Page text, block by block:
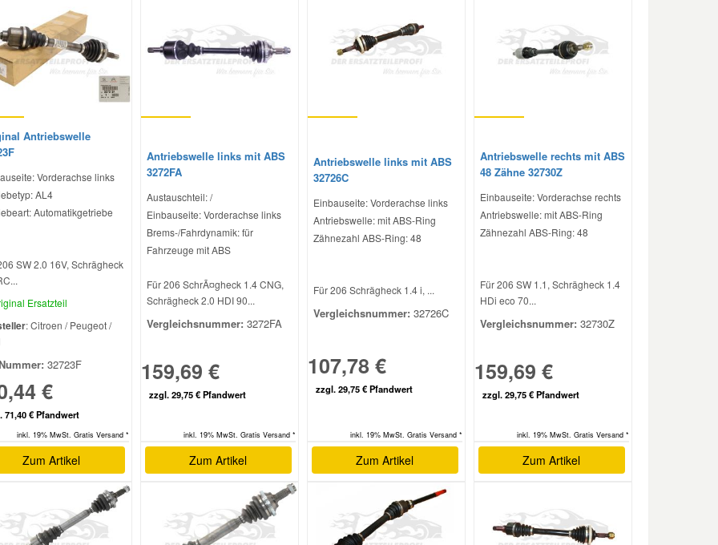
Antriebswelle
Vorderachse links
AL4
Automatikgetriebe
SW 2.0 16V, Schrägheck
Ersatzteil
: Citroen / Peugeot /
32723F
€
71,40 € Pfandwert
inkl. 19% MwSt. Gratis Versand *
Zum Artikel
Antriebswelle links mit ABS
3272FA
Austauschteil: /
Einbauseite: Vorderachse links
Brems-/Fahrdynamik: für
Fahrzeuge mit ABS
Für 206 SchrÃ¤gheck 1.4 CNG,
Schrägheck 2.0 HDI 90...
Vergleichsnummer: 3272FA
159,69 €
zzgl. 29,75 € Pfandwert
inkl. 19% MwSt. Gratis Versand *
Zum Artikel
Antriebswelle links mit ABS
32726C
Einbauseite: Vorderachse links
Antriebswelle: mit ABS-Ring
Zähnezahl ABS-Ring: 48
Für 206 Schrägheck 1.4 i, ...
Vergleichsnummer: 32726C
107,78 €
zzgl. 29,75 € Pfandwert
inkl. 19% MwSt. Gratis Versand *
Zum Artikel
Antriebswelle rechts mit ABS
48 Zähne 32730Z
Einbauseite: Vorderachse rechts
Antriebswelle: mit ABS-Ring
Zähnezahl ABS-Ring: 48
Für 206 SW 1.1, Schrägheck 1.4
HDi eco 70...
Vergleichsnummer: 32730Z
159,69 €
zzgl. 29,75 € Pfandwert
inkl. 19% MwSt. Gratis Versand *
Zum Artikel